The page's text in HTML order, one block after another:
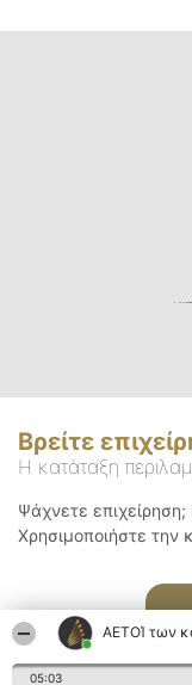
ΑΕΤΟΊ των
05:03
Βρείτε
Η κατάταξη
Ψάχνετε
Χρησιμοποιήστε την